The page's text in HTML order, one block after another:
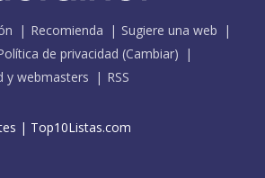
Recomienda
Sugiere una web
de privacidad (Cambiar)
y webmasters RSS
| Top10Listas.com